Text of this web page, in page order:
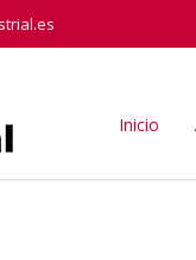
Inicio